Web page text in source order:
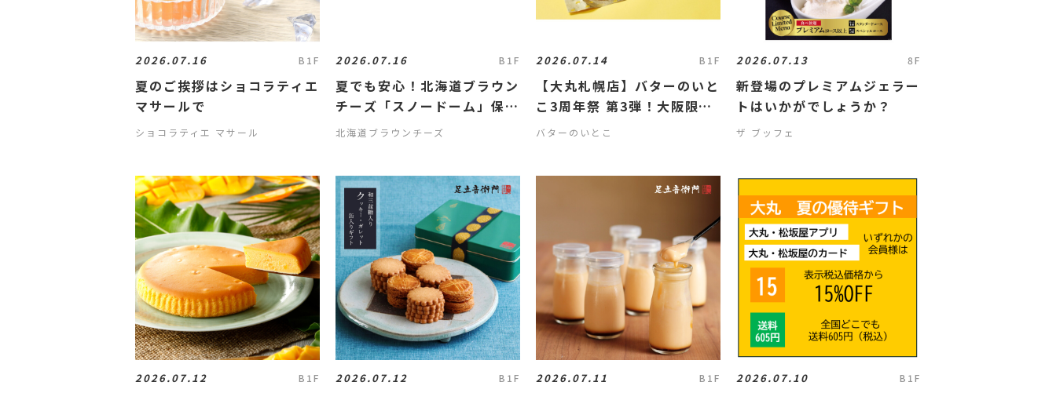
2026.07.16 B1F
夏のご挨拶はショコラティエ
マサールで
ショコラティエ マサール
2026.07.16 B1F
夏でも安心！北海道ブラウン
チーズ「スノードーム」保冷
剤無料キャンペーン
北海道ブラウンチーズ
2026.07.14 B1F
【大丸札幌店】バターのいと
こ3周年祭 第3弾！大阪限定
「チョコバナナ」登場🍌
バターのいとこ
2026.07.13 8F
新登場のプレミアムジェラー
トはいかがでしょうか？
ザ ブッフェ
2026.07.12 B1F 2026.07.12 B1F 2026.07.11 B1F 2026.07.10 B1F